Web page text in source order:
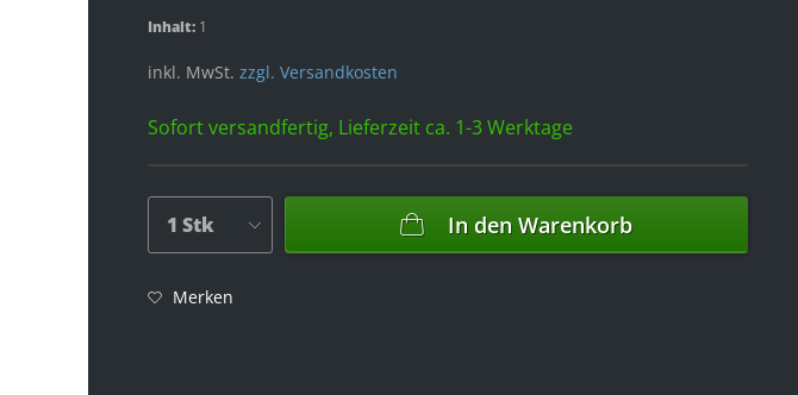
Inhalt: 1
inkl. MwSt. zzgl. Versandkosten
Sofort versandfertig, Lieferzeit ca. 1-3 Werktage
In den Warenkorb
Merken